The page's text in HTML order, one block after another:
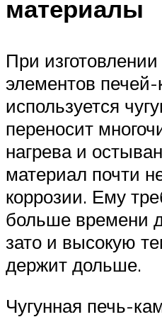
материалы
При
элементов
используется
переносит
нагрева и
материал почти
коррозии. Ему
больше времени
зато и высокую
держит дольше.
Чугунная печь-